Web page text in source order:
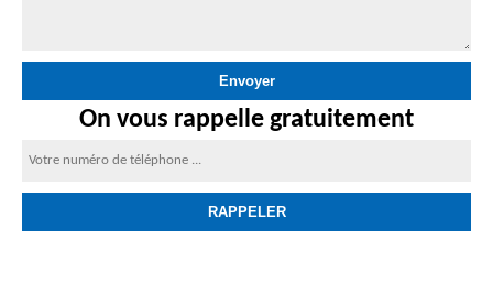
On vous rappelle gratuitement